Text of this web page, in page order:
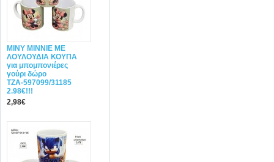
ΜΙΝΥ MINNIE ΜΕ
ΛΟΥΛΟΥΔΙΑ ΚΟΥΠΑ
για μπομπονιέρες
γούρι δώρο
ΤΖΑ-597099/31185
2.98€!!!
2,98€